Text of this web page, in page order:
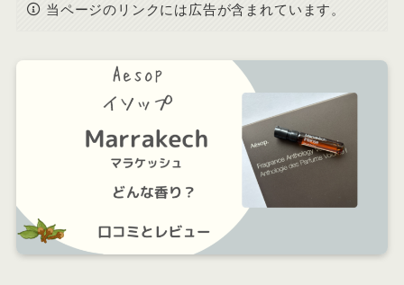
当ページのリンクには広告が含まれています。